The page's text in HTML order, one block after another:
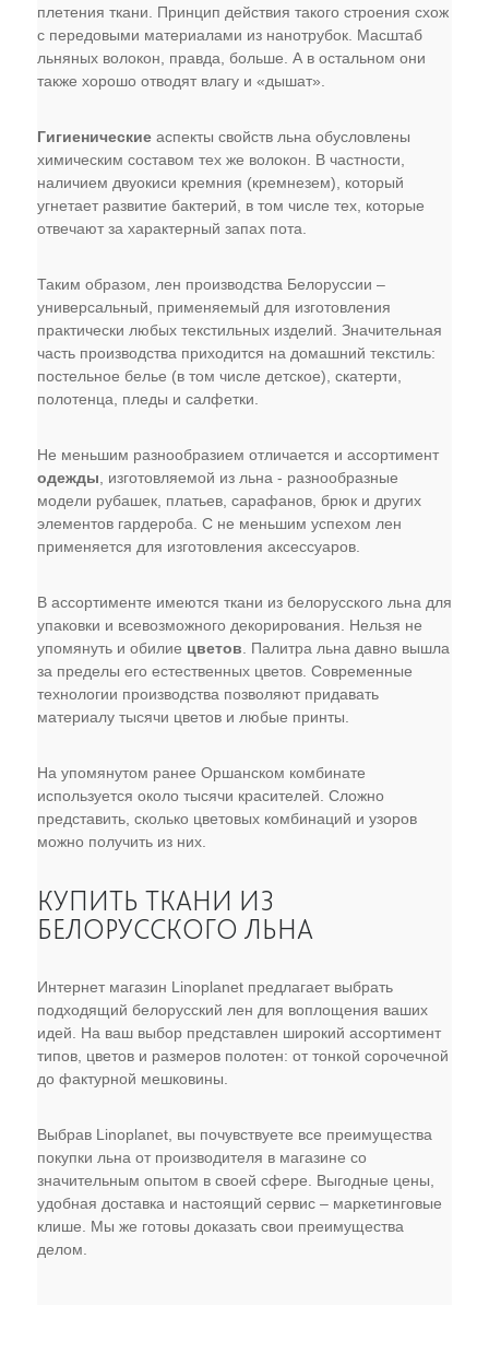
плетения ткани. Принцип действия такого строения схож
с передовыми материалами из нанотрубок. Масштаб
льняных волокон, правда, больше. А в остальном они
также хорошо отводят влагу и «дышат».
Гигиенические аспекты свойств льна обусловлены
химическим составом тех же волокон. В частности,
наличием двуокиси кремния (кремнезем), который
угнетает развитие бактерий, в том числе тех, которые
отвечают за характерный запах пота.
Таким образом, лен производства Белоруссии –
универсальный, применяемый для изготовления
практически любых текстильных изделий. Значительная
часть производства приходится на домашний текстиль:
постельное белье (в том числе детское), скатерти,
полотенца, пледы и салфетки.
Не меньшим разнообразием отличается и ассортимент
одежды , изготовляемой из льна - разнообразные
модели рубашек, платьев, сарафанов, брюк и других
элементов гардероба. С не меньшим успехом лен
применяется для изготовления аксессуаров.
В ассортименте имеются ткани из белорусского льна для
упаковки и всевозможного декорирования. Нельзя не
упомянуть и обилие цветов . Палитра льна давно вышла
за пределы его естественных цветов. Современные
технологии производства позволяют придавать
материалу тысячи цветов и любые принты.
На упомянутом ранее Оршанском комбинате
используется около тысячи красителей. Сложно
представить, сколько цветовых комбинаций и узоров
можно получить из них.
КУПИТЬ ТКАНИ ИЗ
БЕЛОРУССКОГО ЛЬНА
Интернет магазин Linoplanet предлагает выбрать
подходящий белорусский лен для воплощения ваших
идей. На ваш выбор представлен широкий ассортимент
типов, цветов и размеров полотен: от тонкой сорочечной
до фактурной мешковины.
Выбрав Linoplanet, вы почувствуете все преимущества
покупки льна от производителя в магазине со
значительным опытом в своей сфере. Выгодные цены,
удобная доставка и настоящий сервис – маркетинговые
клише. Мы же готовы доказать свои преимущества
делом.